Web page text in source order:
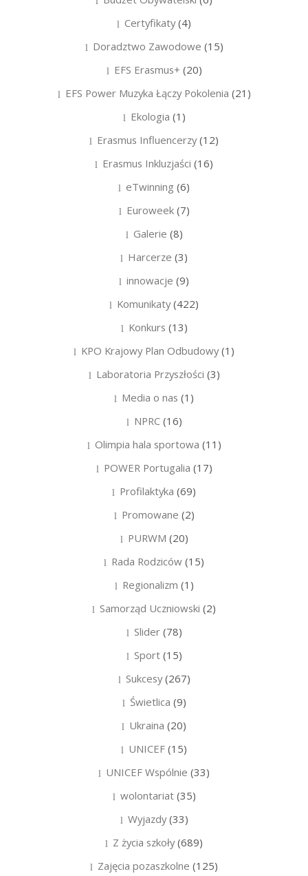
Certyfikaty(4)
Doradztwo Zawodowe (15)
EFS Erasmus+ (20)
EFS Power Muzyka Łączy Pokolenia (21)
Ekologia (1)
Erasmus Influencerzy(12)
Erasmus Inkluzjaści (16)
eTwinning (6)
Euroweek(7)
Galerie (8)
Harcerze (3)
innowacje (9)
Komunikaty(422)
Konkurs (13)
KPO Krajowy Plan Odbudowy(1)
Laboratoria Przyszłości (3)
Media o nas (1)
NPRC(16)
Olimpia hala sportowa (11)
POWER Portugalia (17)
Profilaktyka (69)
Promowane (2)
PURWM (20)
Rada Rodziców (15)
Regionalizm (1)
Samorząd Uczniowski (2)
Slider(78)
Sport(15)
Sukcesy(267)
Świetlica (9)
Ukraina (20)
UNICEF (15)
UNICEF Wspólnie (33)
wolontariat(35)
Wyjazdy(33)
Z życia szkoły(689)
Zajęcia pozaszkolne (125)